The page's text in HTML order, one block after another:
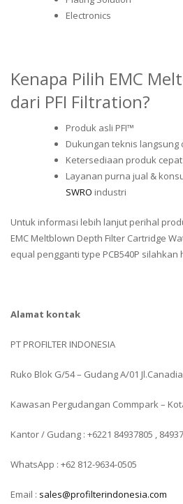
Electronics
Kenapa Pilih EMC
dari PFI Filtration?
Produk asli PFI™
Dukungan teknis langsung
Ketersediaan produk
Layanan purna jual &
SWRO industri
Untuk informasi lebih lanjut perihal
EMC Meltblown Depth Filter Cartridge
equal pengganti type PCB540P
Alamat kontak
PT PROFILTER INDONESIA
Ruko Blok G/54 – Gudang A/01
Kawasan Pergudangan Commpark –
Kantor / Gudang : +6221 84937805 ,
WhatsApp : +62 812-9634-0505
Email : sales@profilterindonesia.com